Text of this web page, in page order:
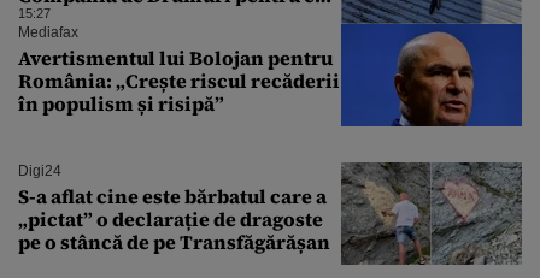
care tranzitează A2
15:27
Mediafax
Avertismentul lui Bolojan pentru
România: „Crește riscul recăderii
în populism și risipă”
Digi24
S-a aflat cine este bărbatul care a
„pictat” o declarație de dragoste
pe o stâncă de pe Transfăgărășan